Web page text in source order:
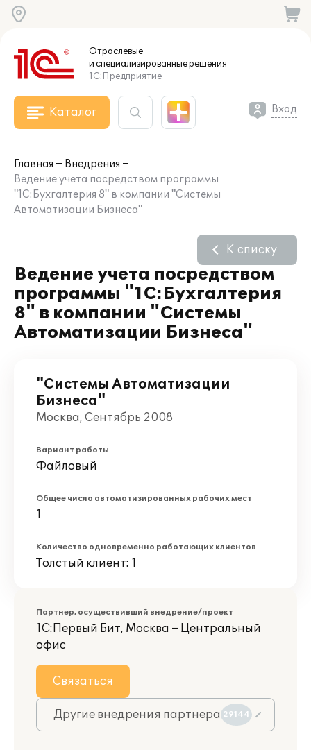
Отраслевые
и специализированныерешения
1С:Предприятие
Каталог Вход
Главная
Внедрения
Ведение учета посредством программы
"1С:Бухгалтерия 8" в компании "Системы
Автоматизации Бизнеса"
Ведение учета посредством
программы "1С:Бухгалтерия
8" в компании "Системы
Автоматизации Бизнеса"
К списку
"Системы Автоматизации
Бизнеса"
Москва, Сентябрь 2008
Вариант работы
Файловый
Общее число автоматизированных рабочих мест
1
Количество одновременно работающих клиентов
Толстый клиент: 1
Партнер, осуществивший внедрение/проект
1С:Первый Бит, Москва – Центральный
офис
Связаться
Другие внедрения партнера 29144